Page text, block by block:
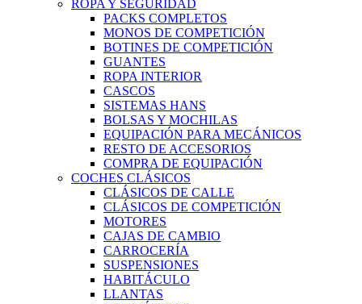
ROPA Y SEGURIDAD
PACKS COMPLETOS
MONOS DE COMPETICIÓN
BOTINES DE COMPETICIÓN
GUANTES
ROPA INTERIOR
CASCOS
SISTEMAS HANS
BOLSAS Y MOCHILAS
EQUIPACIÓN PARA MECÁNICOS
RESTO DE ACCESORIOS
COMPRA DE EQUIPACIÓN
COCHES CLÁSICOS
CLÁSICOS DE CALLE
CLÁSICOS DE COMPETICIÓN
MOTORES
CAJAS DE CAMBIO
CARROCERÍA
SUSPENSIONES
HABITÁCULO
LLANTAS